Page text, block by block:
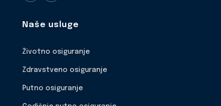
Naše usluge
Životno osiguranje
Zdravstveno osiguranje
Putno osiguranje